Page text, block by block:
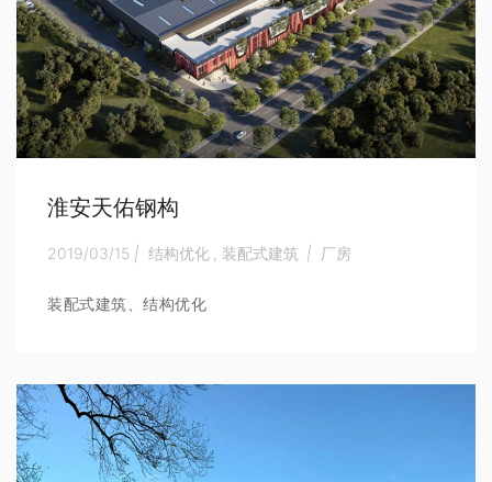
淮安天佑钢构
2019/03/15 | 结构优化 装配式建筑 | 厂房
装配式建筑、结构优化